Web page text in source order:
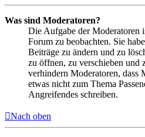
Was sind Moderatoren?
Die Aufgabe der Moderatoren
Forum zu beobachten. Sie
Beiträge zu ändern und zu
zu öffnen, zu verschieben und
verhindern Moderatoren, dass
etwas nicht zum Thema
Angreifendes schreiben.
Nach oben